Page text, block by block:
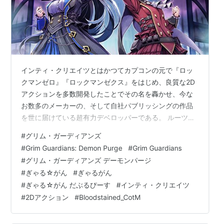
ぎゃる☆がん （限定版）
出版社/メーカー:アルケミスト
メディア:Video Game
クリック
: 3回
この商品を含むブログ (9件) を見る
ぎゃる☆がん(通常版) 予約特典
PS3
メディア:Video Game
購入: 1人クリック: 3回
この商品を含むブログ (16件) を見る
インティ・クリエイツとはかつてカプコンの元で『ロッ
クマンゼロ』『ロックマンゼクス』をはじめ、良質な2D
アクションを多数開発したことでその名を轟かせ、今な
お数多のメーカーの、そして自社パブリッシングの作品
を世に届けている超有力デベロッパーである。 ルーツが
骨頂はアクションゲームにある。今も昔もインティ製の
アクションゲームはその手触りの良さや絶妙な難易度調
整で数多くのゲーマーの心を掴んでおり、インティのア
クションゲームであれば、ソレがシリーズものであろう
とも、完全新規のIPであろうとも購入するという『イン
ティ・クリエイツそのもののファン』は少なくな…
#グリム・ガーディアンズ
#Grim Guardians: Demon Purge #Grim Guardians
#グリム・ガーディアンズ デーモンパージ
#ぎゃる☆がん #ぎゃるがん
#ぎゃる☆がん だぶるぴーす #インティ・クリエイツ
#2Dアクション #Bloodstained_CotM